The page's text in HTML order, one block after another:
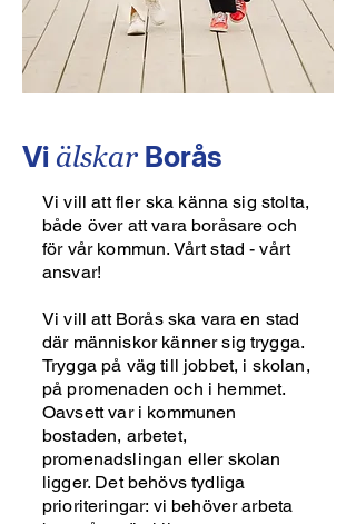
Vi älskar Borås
Vi vill att fler ska känna sig stolta,
både över att vara boråsare och
för vår kommun. Vårt stad - vårt
ansvar!
Vi vill att Borås ska vara en stad
där människor känner sig trygga.
Trygga på väg till jobbet, i skolan,
på promenaden och i hemmet.
Oavsett var i kommunen
bostaden, arbetet,
promenadslingan eller skolan
ligger. Det behövs tydliga
prioriteringar: vi behöver arbeta